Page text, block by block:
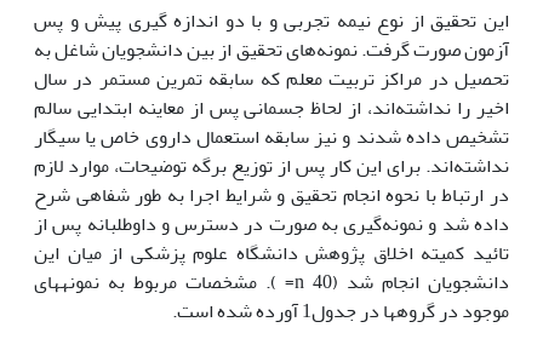
این تحقیق از نوع نیمه تجربی و با دو اندازه گیری پیش و پس
آزمون صورت گرفت. نمونه‌های تحقیق از بین دانشجویان شاغل به
تحصیل در مراکز تربیت معلم که سابقه تمرین مستمر در سال
اخیر را نداشته‌اند، از لحاظ جسمانی پس از معاینه ابتدایی سالم
تشخیص داده شدند و نیز سابقه استعمال داروی خاص یا سیگار
نداشته‌اند. برای این کار پس از توزیع برگه توضیحات، موارد لازم
در ارتباط با نحوه انجام تحقیق و شرایط اجرا به طور شفاهی شرح
داده شد و نمونه‌گیری به صورت در دسترس و داوطلبانه پس از
تائید کمیته اخلاق پژوهش دانشگاه علوم پزشکی از میان این
دانشجویان انجام شد (40 n= ). مشخصات مربوط به نمونه‏های
موجود در گروه‏ها در جدول1 آورده شده است.